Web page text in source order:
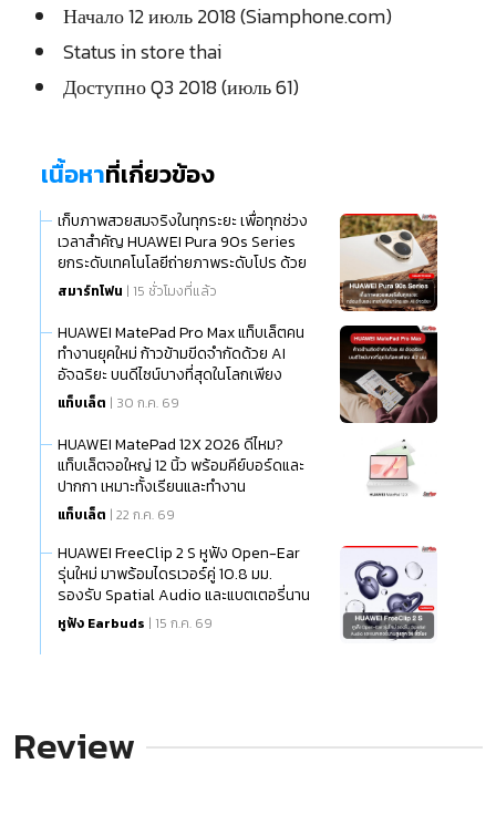
Начало 12 июль 2018 (Siamphone.com)
Status in store thai
Доступно Q3 2018 (июль 61)
เนื้อหาที่เกี่ยวข้อง
เก็บภาพสวยสมจริงในทุกระยะ เพื่อทุกช่วง
เวลาสำคัญ HUAWEI Pura 90s Series
ยกระดับเทคโนโลยีถ่ายภาพระดับโปร ด้วย
นวัตกรรมกล้องเก็บแสง เทเลโฟโต้มาโคร
สมาร์ทโฟน | 15 ชั่วโมงที่แล้ว
HUAWEI MatePad Pro Max แท็บเล็ตคน
ทำงานยุคใหม่ ก้าวข้ามขีดจำกัดด้วย AI
อัจฉริยะ บนดีไซน์บางที่สุดในโลกเพียง
แท็บเล็ต | 30 ก.ค. 69
HUAWEI MatePad 12X 2026 ดีไหม?
แท็บเล็ตจอใหญ่ 12 นิ้ว พร้อมคีย์บอร์ดและ
ปากกา เหมาะทั้งเรียนและทำงาน
แท็บเล็ต | 22 ก.ค. 69
HUAWEI FreeClip 2 S หูฟัง Open-Ear
รุ่นใหม่ มาพร้อมไดรเวอร์คู่ 10.8 มม.
รองรับ Spatial Audio และแบตเตอรี่นาน
สูงสุด 38 ชั่วโมง
หูฟัง Earbuds | 15 ก.ค. 69
Review